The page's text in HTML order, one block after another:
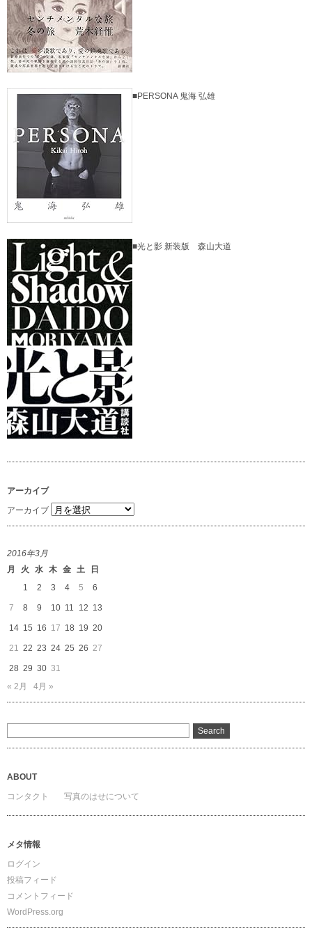
■PERSONA 鬼海 弘雄
■光と影 新装版 森山大道
アーカイブ
アーカイブ
2016年3月
月
火 水 木 金 土
日
1
2 3 4 5 6
7 8 9 10 11 12 13
14 15 16 17 18 19 20
21 22 23 24 25 26 27
28 29 30 31
« 2月
4月 »
ABOUT
コンタクト
写真のはせについて
メタ情報
ログイン
投稿フィード
コメントフィード
WordPress.org